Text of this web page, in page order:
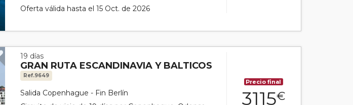
Oferta válida hasta el 15 Oct. de 2026
19 días
GRAN RUTA ESCANDINAVIA Y BALTICOS
Ref.9649
Salida Copenhague - Fin Berlín
Precio final
3115€